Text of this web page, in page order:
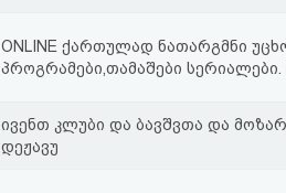
ONLINE ქართულად ნათარგმნი
პროგრამები,თამაშები სერიალები.
ივენთ კლუბი და ბავშვთა და
დეჟავუ